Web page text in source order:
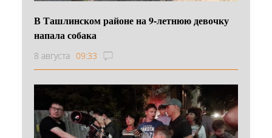
В Ташлинском районе на 9-летнюю девочку
напала собака
8 августа 09:33